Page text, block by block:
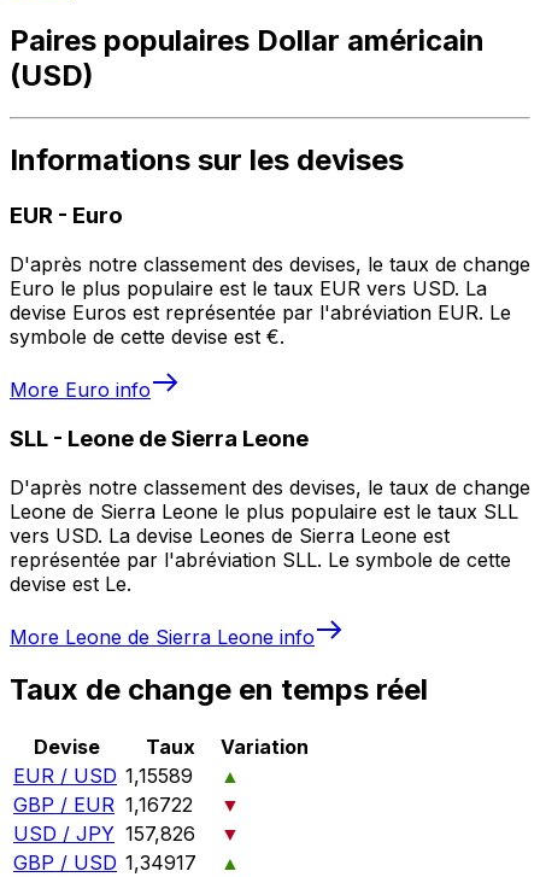
Paires populaires Dollar américain
(USD)
Informations sur les devises
EUR - Euro
D'après notre classement des devises, le taux de change
Euro le plus populaire est le taux EUR vers USD. La
devise Euros est représentée par l'abréviation EUR. Le
symbole de cette devise est €.
More Euro info
SLL - Leone de Sierra Leone
D'après notre classement des devises, le taux de change
Leone de Sierra Leone le plus populaire est le taux SLL
vers USD. La devise Leones de Sierra Leone est
représentée par l'abréviation SLL. Le symbole de cette
devise est Le.
More Leone de Sierra Leone info
Taux de change en temps réel
Devise Taux
Variation
EUR / USD 1,15589
▲
GBP / EUR 1,16722
▼
USD / JPY 157,826
▼
GBP / USD 1,34917
▲